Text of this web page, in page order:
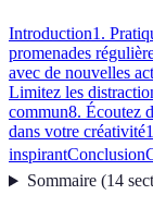
Introduction1.
promenades
avec de nouvelles
Limitez les
commun8. Écoutez
dans votre créativité
inspirantConclusion
Sommaire(14